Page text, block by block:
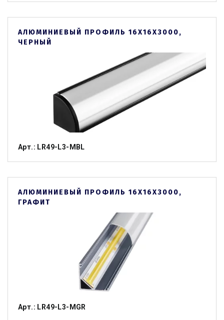
АЛЮМИНИЕВЫЙ ПРОФИЛЬ 16Х16Х3000,
ЧЕРНЫЙ
Арт.: LR49-L3-MBL
АЛЮМИНИЕВЫЙ ПРОФИЛЬ 16Х16Х3000,
ГРАФИТ
Арт.: LR49-L3-MGR